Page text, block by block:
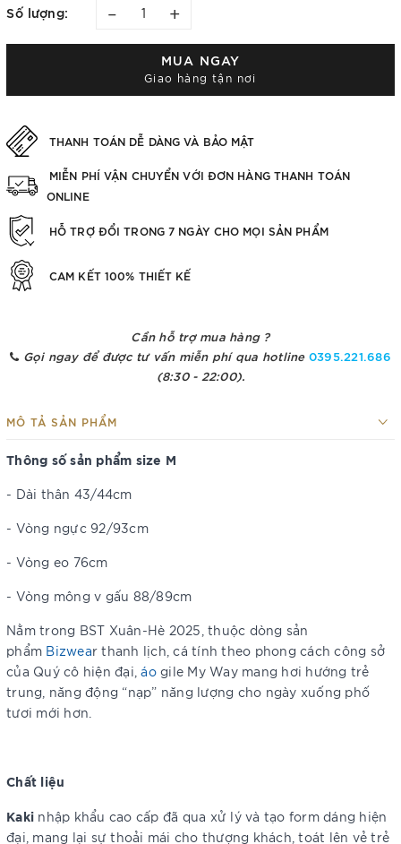
Số lượng: – +
MUA NGAY
Giao hàng tận nơi
THANH TOÁN DỄ DÀNG VÀ BẢO MẬT
MIỄN PHÍ VẬN CHUYỂN VỚI ĐƠN HÀNG THANH TOÁN
ONLINE
HỖ TRỢ ĐỔI TRONG 7 NGÀY CHO MỌI SẢN PHẨM
CAM KẾT 100% THIẾT KẾ
Cần hỗ trợ mua hàng ?
Gọi ngay để được tư vấn miễn phí qua hotline 0395.221.686
(8:30 - 22:00).
MÔ TẢ SẢN PHẨM
Thông số sản phẩm size M
- Dài thân 43/44cm
- Vòng ngực 92/93cm
- Vòng eo 76cm
- Vòng mông v gấu 88/89cm
Nằm trong BST Xuân-Hè 2025, thuộc dòng sản
phẩm Bizwear thanh lịch, cá tính theo phong cách công sở
của Quý cô hiện đại,áogile My Way mang hơi hướng trẻ
trung, năng động “nạp” năng lượng cho ngày xuống phố
tươi mới hơn.
Chất liệu
Kaki nhập khẩu cao cấp đã qua xử lý và tạo form dáng hiện
đại, mang lại sự thoải mái cho thượng khách, toát lên vẻ trẻ